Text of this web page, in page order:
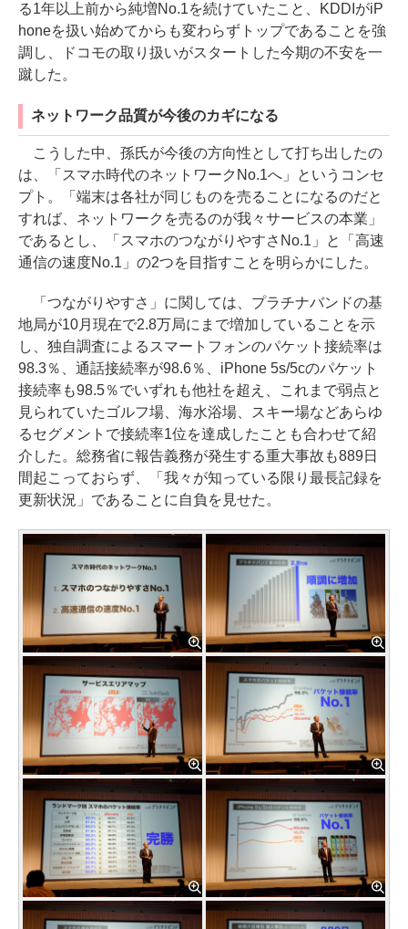
る1年以上前から純増No.1を続けていたこと、KDDIがiP
honeを扱い始めてからも変わらずトップであることを強
調し、ドコモの取り扱いがスタートした今期の不安を一
蹴した。
ネットワーク品質が今後のカギになる
こうした中、孫氏が今後の方向性として打ち出したの
は、「スマホ時代のネットワークNo.1へ」というコンセ
プト。「端末は各社が同じものを売ることになるのだと
すれば、ネットワークを売るのが我々サービスの本業」
であるとし、「スマホのつながりやすさNo.1」と「高速
通信の速度No.1」の2つを目指すことを明らかにした。
「つながりやすさ」に関しては、プラチナバンドの基
地局が10月現在で2.8万局にまで増加していることを示
し、独自調査によるスマートフォンのパケット接続率は
98.3％、通話接続率が98.6％、iPhone 5s/5cのパケット
接続率も98.5％でいずれも他社を超え、これまで弱点と
見られていたゴルフ場、海水浴場、スキー場などあらゆ
るセグメントで接続率1位を達成したことも合わせて紹
介した。総務省に報告義務が発生する重大事故も889日
間起こっておらず、「我々が知っている限り最長記録を
更新状況」であることに自負を見せた。